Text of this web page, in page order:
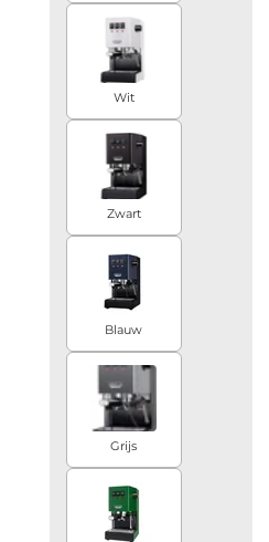
Wit
Zwart
Blauw
Grijs